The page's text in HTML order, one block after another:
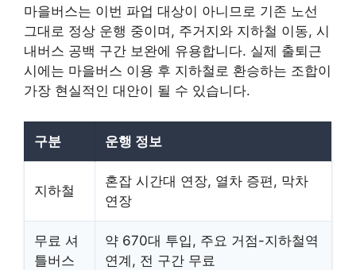
마을버스는 이번 파업 대상이 아니므로 기존 노선
그대로 정상 운행 중이며, 주거지와 지하철 이동, 시
내버스 공백 구간 보완에 유용합니다. 실제 출퇴근
시에는 마을버스 이용 후 지하철로 환승하는 조합이
가장 현실적인 대안이 될 수 있습니다.
구분 운행 정보
지하철
혼잡 시간대 연장, 열차 증편, 막차
연장
무료 셔
틀버스
약 670대 투입, 주요 거점-지하철역
연계, 전 구간 무료